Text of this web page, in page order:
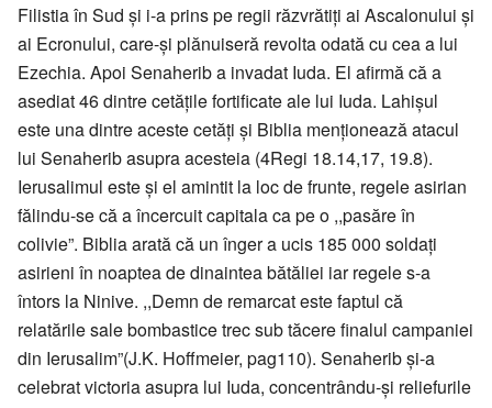
Filistia în Sud şi i-a prins pe regii răzvrătiţi ai Ascalonului şi
ai Ecronului, care-şi plănuiseră revolta odată cu cea a lui
Ezechia. Apoi Senaherib a invadat Iuda. El afirmă că a
asediat 46 dintre cetăţile fortificate ale lui Iuda. Lahişul
este una dintre aceste cetăţi şi Biblia menţionează atacul
lui Senaherib asupra acesteia (4Regi 18.14,17, 19.8).
Ierusalimul este şi el amintit la loc de frunte, regele asirian
fălindu-se că a încercuit capitala ca pe o ,,pasăre în
colivie”. Biblia arată că un înger a ucis 185 000 soldaţi
asirieni în noaptea de dinaintea bătăliei iar regele s-a
întors la Ninive. ,,Demn de remarcat este faptul că
relatările sale bombastice trec sub tăcere finalul campaniei
din Ierusalim”(J.K. Hoffmeier, pag110). Senaherib şi-a
celebrat victoria asupra lui Iuda, concentrându-şi reliefurile